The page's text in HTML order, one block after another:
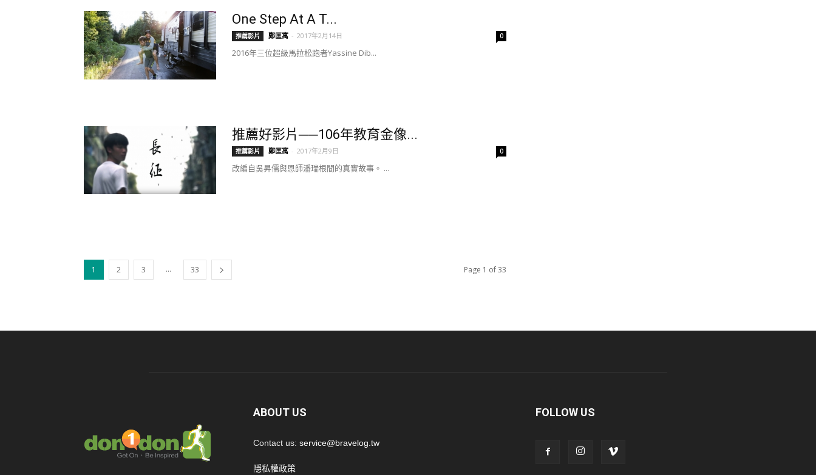
One Step At A T...
推薦影片 鄭匡寓 - 2017年2月14日 0
2016年三位超級馬拉松跑者Yassine Dib...
推薦好影片──106年教育金像...
推薦影片 鄭匡寓 - 2017年2月9日 0
改編自吳昇儒與恩師潘瑞根間的真實故事。 ...
1 2 3 ... 33 Page 1 of 33
ABOUT US
Contact us: service@bravelog.tw
隱私權政策
FOLLOW US